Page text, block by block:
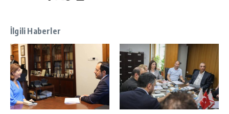
İlgili Haberler